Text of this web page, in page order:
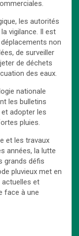
les autorités
vigilance. Il est
non
de surveiller
de déchets
des eaux.
nationale
les bulletins
adopter les
pluies.
et les travaux
années, la lutte
grands défis
pluvieux met en
et
face à une